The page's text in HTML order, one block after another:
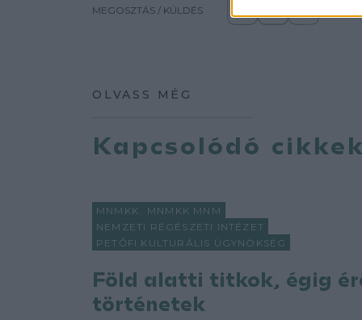
MEGOSZTÁS / KÜLDÉS
OLVASS MÉG
Kapcsolódó cikkek
MNMKK
MNMKK MNM
NEMZETI RÉGÉSZETI INTÉZET
PETŐFI KULTURÁLIS ÜGYNÖKSÉG
Föld alatti titkok, égig
történetek